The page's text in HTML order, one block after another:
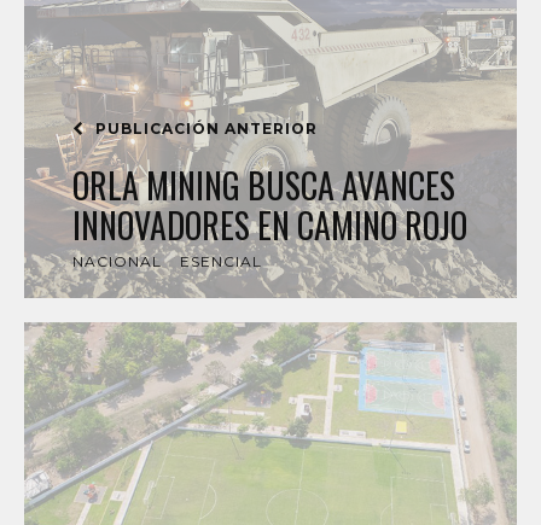
PUBLICACIÓN ANTERIOR
ORLA MINING BUSCA AVANCES
INNOVADORES EN CAMINO ROJO
NACIONAL ESENCIAL